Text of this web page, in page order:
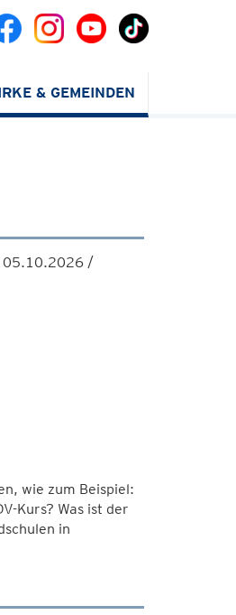
& GEMEINDEN
/
wie zum Beispiel:
Kurs? Was ist der
in